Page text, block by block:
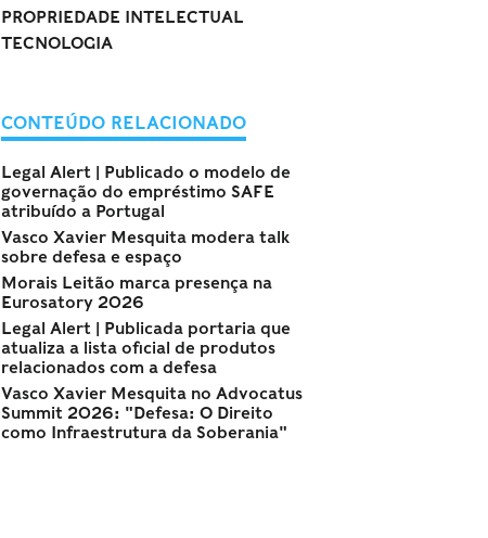
PROPRIEDADE INTELECTUAL
TECNOLOGIA
CONTEÚDO RELACIONADO
Legal Alert | Publicado o modelo de
governação do empréstimo SAFE
atribuído a Portugal
Vasco Xavier Mesquita modera talk
sobre defesa e espaço
Morais Leitão marca presença na
Eurosatory 2026
Legal Alert | Publicada portaria que
atualiza a lista oficial de produtos
relacionados com a defesa
Vasco Xavier Mesquita no Advocatus
Summit 2026: "Defesa: O Direito
como Infraestrutura da Soberania"